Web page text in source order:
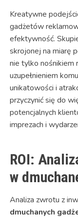
Kreatywne
gadżetów
efektywność.
skrojonej na miarę
nie tylko nośnikiem
uzupełnieniem
unikatowości i
przyczynić się do
potencjalnych
imprezach i
ROI:
w
Analiza zwrotu z
dmuchanych